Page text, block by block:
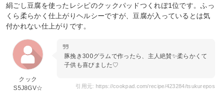
絹ごし豆腐を使ったレシピのクックパッドつくれぽ1位です。ふっ
くら柔らかく仕上がりヘルシーですが、豆腐が入っているとは気
付かれない仕上がりです。
クック
S5J8GV☆
豚挽き300グラムで作ったら、主人絶賛✨柔らかくて
子供も喜びました♡
引用元: https://cookpad.com/recipe/423284/tsukurepos